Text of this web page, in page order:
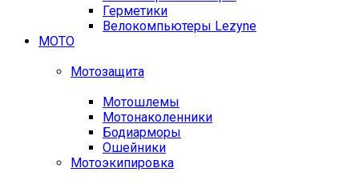
Герметики
Велокомпьютеры Lezyne
МОТО
Мотозащита
Мотошлемы
Мотонаколенники
Бодиарморы
Ошейники
Мотоэкипировка